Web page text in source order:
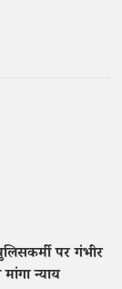
पर गंभीर
न्याय